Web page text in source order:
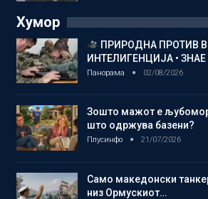
Хумор
ПРИРОДНА ПРОТИВ
ИНТЕЛИГЕНЦИЈА •
Панорама 02/08/2026
Зошто мажот е
што одржува базени?
Плусинфо 21/07/2026
Само македонски
низ Ормускиот…